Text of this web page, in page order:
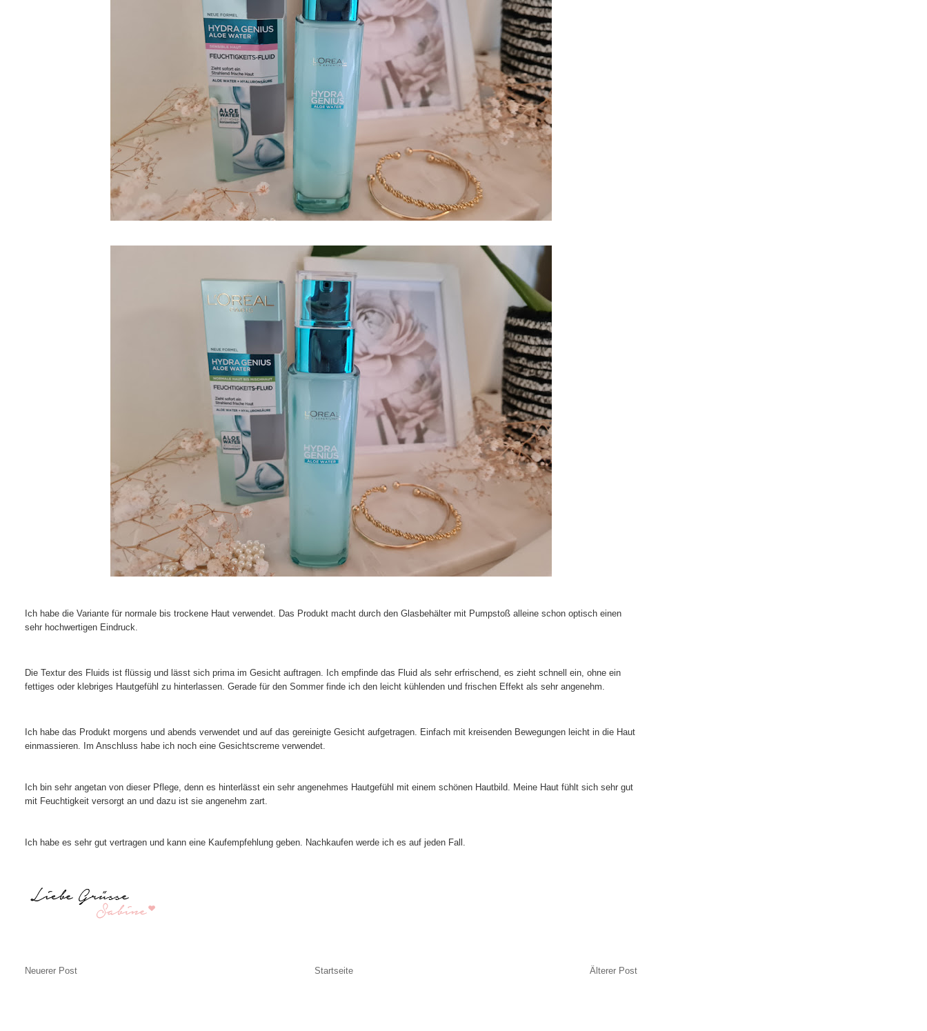
Ich habe die Variante für normale bis trockene Haut verwendet. Das Produkt macht durch den Glasbehälter mit Pumpstoß alleine schon optisch einen
sehr hochwertigen Eindruck.
Die Textur des Fluids ist flüssig und lässt sich prima im Gesicht auftragen. Ich empfinde das Fluid als sehr erfrischend, es zieht schnell ein, ohne ein
fettiges oder klebriges Hautgefühl zu hinterlassen. Gerade für den Sommer finde ich den leicht kühlenden und frischen Effekt als sehr angenehm.
Ich habe das Produkt morgens und abends verwendet und auf das gereinigte Gesicht aufgetragen. Einfach mit kreisenden Bewegungen leicht in die Haut
einmassieren. Im Anschluss habe ich noch eine Gesichtscreme verwendet.
Ich bin sehr angetan von dieser Pflege, denn es hinterlässt ein sehr angenehmes Hautgefühl mit einem schönen Hautbild. Meine Haut fühlt sich sehr gut
mit Feuchtigkeit versorgt an und dazu ist sie angenehm zart.
Ich habe es sehr gut vertragen und kann eine Kaufempfehlung geben. Nachkaufen werde ich es auf jeden Fall.
Neuerer Post Älterer Post
Startseite